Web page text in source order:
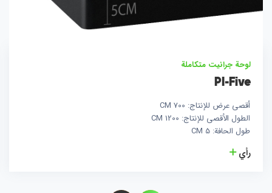
لوحة جرانيت متكاملة
PI-Five
أقصى عرض للإنتاج: 700 CM
الطول الأقصى للإنتاج: 1200 CM
طول الحافة: 5 CM
رأي